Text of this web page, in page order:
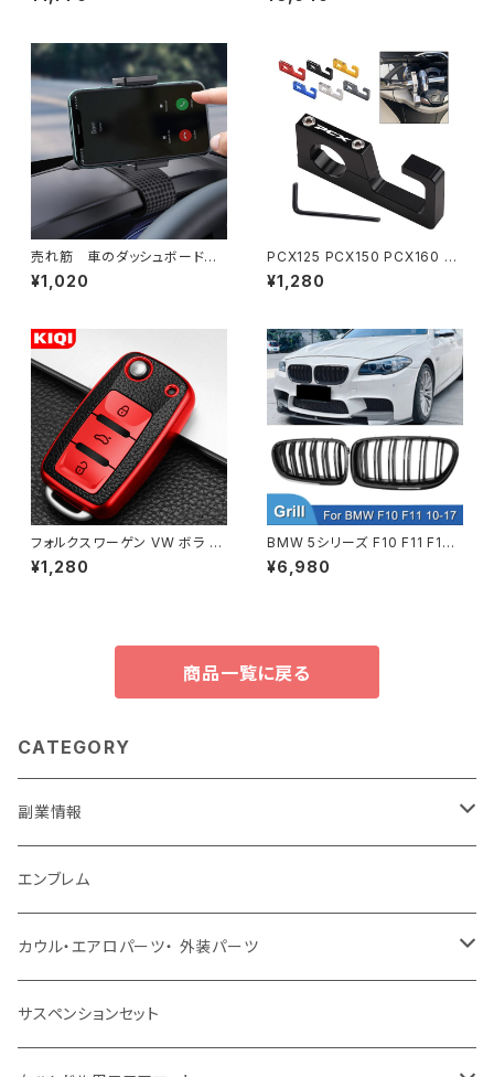
能なスマートフォン マウント安
携帯電話ホルダー 自動スマート
売れ筋 車のダッシュボードマ
ウント電話ホルダースタンドクリ
ップユニバーサル携帯電話 GPS
¥1,020
PCX125 PCX150 PCX160 P
CX 125 PCX 150 ヘルメットフ
ック 22MM カバーフック ゴール
¥1,280
フォルクスワーゲン VW ボラ ポ
ロ ティグアン ジェッタ パサート
B5 B6 B7 ゴルフ ビートル シュ
¥1,280
BMW 5シリーズ F10 F11 F18
520i 523i 525i 530i 2010-2
017用レーシンググリル 車のフ
¥6,980
商品一覧に戻る
CATEGORY
副業情報
せどり
古着系
コンテンツビジネス
エンブレム
カウル・エアロパーツ・ 外装パーツ
ホンダ
サスペンションセット